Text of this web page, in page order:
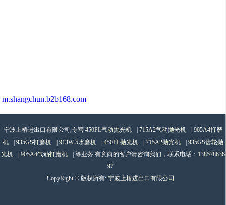
m.shangchun.b2b168.com
宁波上椿进出口有限公司,专营 450PL气动抛光机 715A2气动抛光机
905A4打磨
机
935GS打磨机 913W-5水磨机 450PL抛光机 715A2抛光机
935GS齿轮抛
光机
905A4气动打磨机 | 等业务,有意向的客户请咨询我们，联系电话： 138578636
97
CopyRight © 版权所有: 宁波上椿进出口有限公司